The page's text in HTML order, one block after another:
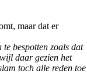
maar dat er
bespotten zoals dat
daar gezien het
toch alle reden toe